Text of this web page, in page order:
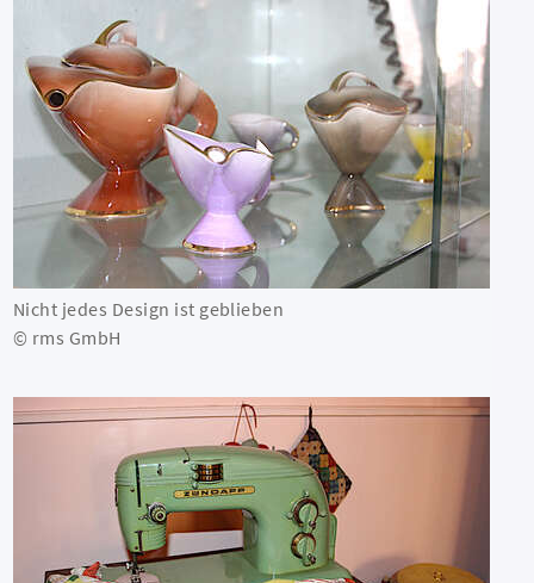
Nicht jedes Design ist geblieben
© rms GmbH